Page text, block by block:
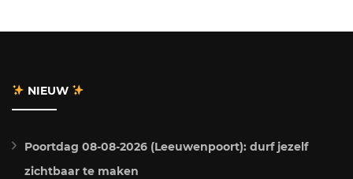
NIEUW
Poortdag 08-08-2026 (Leeuwenpoort): durf jezelf
zichtbaar te maken